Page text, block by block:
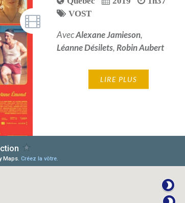
VOST
AvecAlexane Jamieson,
Léanne Désilets,Robin Aubert
LIRE PLUS